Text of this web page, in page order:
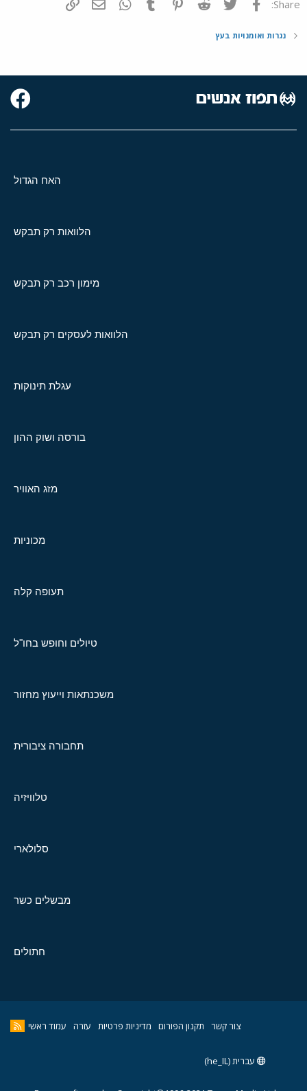
Share: פייסבוק Twitter
Reddit
Pinterest
Tumblr
WhatsAppדואר אלקטרוני
נגרות ואומנויות בעץ
האח הגדול
הלוואות רק תבקש
מימון רכב רק תבקש
הלוואות לעסקים רק תבקש
עגלת תינוקות
בורסה ושוק ההון
מזג האוויר
מכוניות
תעופה קלה
טיולים וחופש בחו"ל
משכנתאות וייעוץ מחזור
תחבורה ציבורית
טלוויזיה
סלולארי
מבשלים כשר
חתולים
צור קשר תקנון הפורום מדיניות פרטיות עזרה עמוד ראשי
עברית (he_IL)